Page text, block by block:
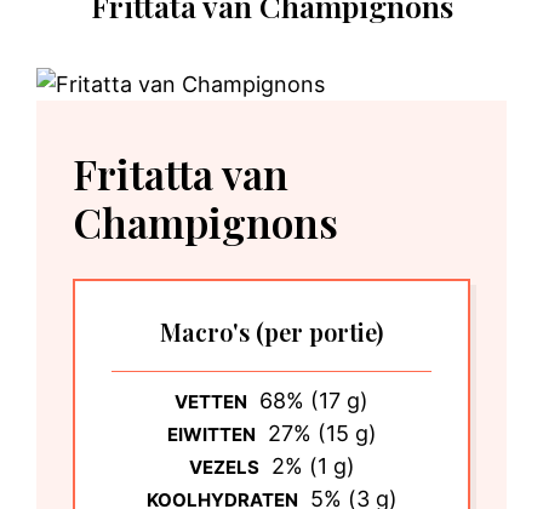
Fritatta van
Champignons
Macro's (per portie)
VETTEN 68% (17 g)
EIWITTEN 27% (15 g)
VEZELS 2% (1 g)
KOOLHYDRATEN 5% (3 g)